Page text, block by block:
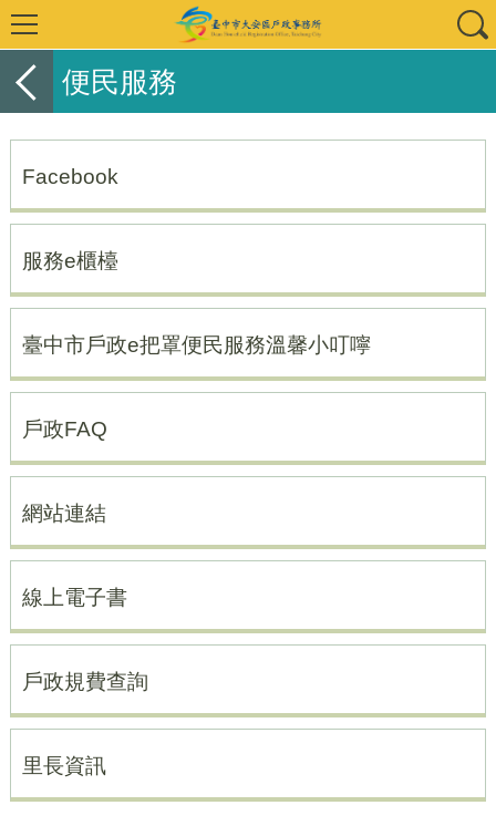
便民服務
Facebook
服務e櫃檯
臺中市戶政e把罩便民服務溫馨小叮嚀
戶政FAQ
網站連結
線上電子書
戶政規費查詢
里長資訊